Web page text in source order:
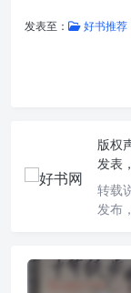
发表至： 好书推荐
版权
发表
转载
发布